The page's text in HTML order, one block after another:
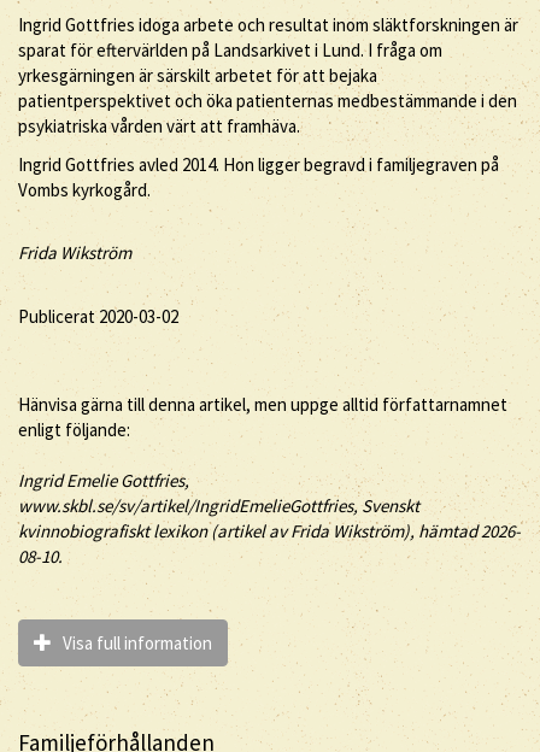
Ingrid Gottfries idoga arbete och resultat inom släktforskningen är
sparat för eftervärlden på Landsarkivet i Lund. I fråga om
yrkesgärningen är särskilt arbetet för att bejaka
patientperspektivet och öka patienternas medbestämmande i den
psykiatriska vården värt att framhäva.
Ingrid Gottfries avled 2014. Hon ligger begravd i familjegraven på
Vombs kyrkogård.
Frida Wikström
Publicerat 2020-03-02
Hänvisa gärna till denna artikel, men uppge alltid författarnamnet
enligt följande:
IngridEmelieGottfries,
www.skbl.se/sv/artikel/IngridEmelieGottfries, Svenskt
kvinnobiografiskt lexikon (artikel avFrida Wikström), hämtad 2026-
08-10.
Visa full information
Familjeförhållanden